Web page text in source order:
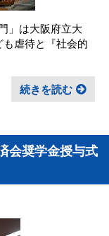
」は大阪府立大
虐待と『社会的
続きを読む
会奨学金授与式